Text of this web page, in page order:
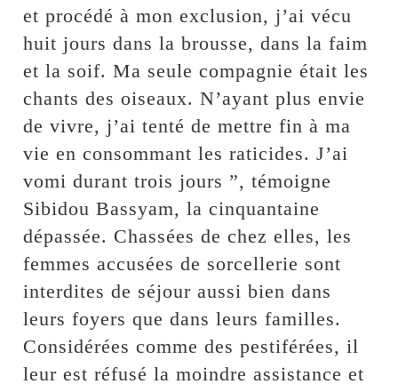
et procédé à mon exclusion, j’ai vécu
huit jours dans la brousse, dans la faim
et la soif. Ma seule compagnie était les
chants des oiseaux. N’ayant plus envie
de vivre, j’ai tenté de mettre fin à ma
vie en consommant les raticides. J’ai
vomi durant trois jours ”, témoigne
Sibidou Bassyam, la cinquantaine
dépassée. Chassées de chez elles, les
femmes accusées de sorcellerie sont
interdites de séjour aussi bien dans
leurs foyers que dans leurs familles.
Considérées comme des pestiférées, il
leur est réfusé la moindre assistance et